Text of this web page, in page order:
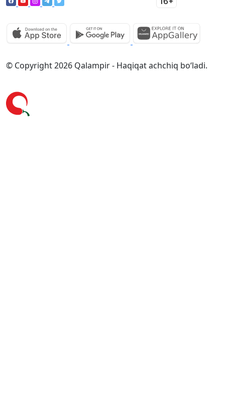
© Copyright 2026 Qalampir - Haqiqat achchiq bo‘ladi.